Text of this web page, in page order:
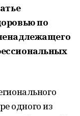
по
одного из